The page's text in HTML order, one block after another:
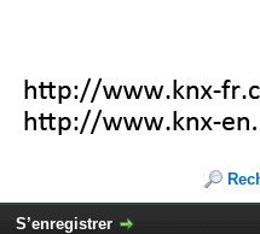
S’enregistrer